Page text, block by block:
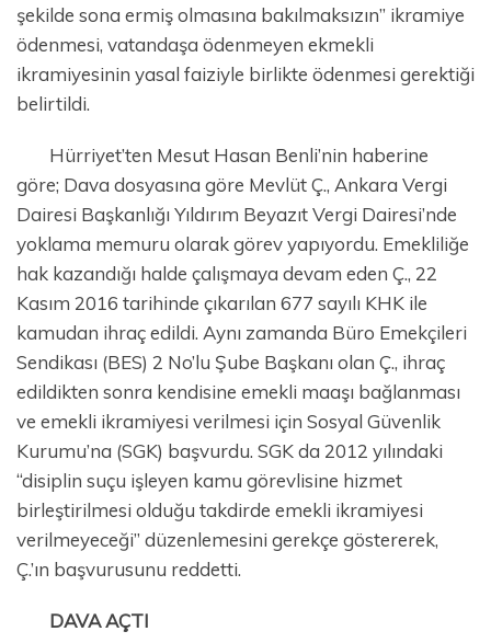
şekilde sona ermiş olmasına bakılmaksızın” ikramiye
ödenmesi, vatandaşa ödenmeyen ekmekli
ikramiyesinin yasal faiziyle birlikte ödenmesi gerektiği
belirtildi.
Hürriyet’ten Mesut Hasan Benli’nin haberine
göre; Dava dosyasına göre Mevlüt Ç., Ankara Vergi
Dairesi Başkanlığı Yıldırım Beyazıt Vergi Dairesi’nde
yoklama memuru olarak görev yapıyordu. Emekliliğe
hak kazandığı halde çalışmaya devam eden Ç., 22
Kasım 2016 tarihinde çıkarılan 677 sayılı KHK ile
kamudan ihraç edildi. Aynı zamanda Büro Emekçileri
Sendikası (BES) 2 No’lu Şube Başkanı olan Ç., ihraç
edildikten sonra kendisine emekli maaşı bağlanması
ve emekli ikramiyesi verilmesi için Sosyal Güvenlik
Kurumu’na (SGK) başvurdu. SGK da 2012 yılındaki
“disiplin suçu işleyen kamu görevlisine hizmet
birleştirilmesi olduğu takdirde emekli ikramiyesi
verilmeyeceği” düzenlemesini gerekçe göstererek,
Ç.’ın başvurusunu reddetti.
DAVA AÇTI